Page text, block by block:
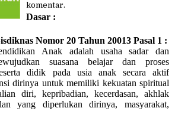
komentar.
Dasar :
Nomor 20 Tahun 20013 Pasal 1 :
Anak adalah usaha sadar dan
suasana belajar dan proses
didik pada usia anak secara aktif
dirinya untuk memiliki kekuatan spiritual
diri, kepribadian, kecerdasan, akhlak
yang diperlukan dirinya, masyarakat,